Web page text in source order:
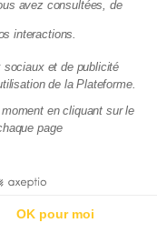
avez consultées, de
interactions.
et de publicité
de la Plateforme.
en cliquant sur le
page
OK pour moi